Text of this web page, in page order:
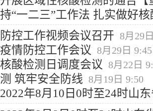
“一二三”工作法 扎实做好
控工作视频会议召开 8月29
情防控工作会议 8月29日 9:45
酸检测日调度会议 8月22日
筑牢安全防线 8月19日 9:50
年8月10日0时至24时山